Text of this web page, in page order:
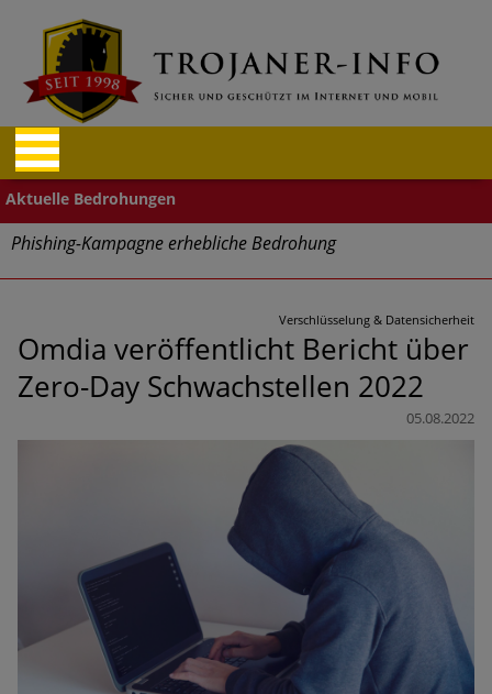
Phishing-Kampagne erhebliche Bedrohung
Welle an Social-Engineering-Betrugsmaschen und
Identitätsdiebstahl
Exponentiell wachsende Risiken, eine immer
unübersichtlichere Cyber-Bedrohungslage – was CISOs jetzt
für mehr Cyber-Resilienz tun können
Digitale Assets aller Arten im Fokus der aktuellen Cyber-
Ungebremster Aufstieg: Mega-Ransomware. Deutsche
Unternehmen dürfen Bedrohungspotential nicht
unterschätzen
Weiterentwicklung der HTTP-basierten Cyberangriffe lässt
Experten vor Tsunami bei Web-DDoS-Angriffen warnen
Verschlüsselung & Datensicherheit
Omdia veröffentlicht Bericht über
Zero-Day Schwachstellen 2022
05.08.2022